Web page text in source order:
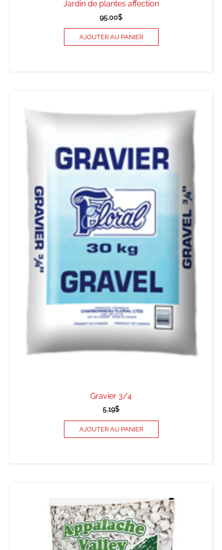
Jardin de plantes affection
95.00$
AJOUTER AU PANIER
Gravier 3/4
5.19$
AJOUTER AU PANIER